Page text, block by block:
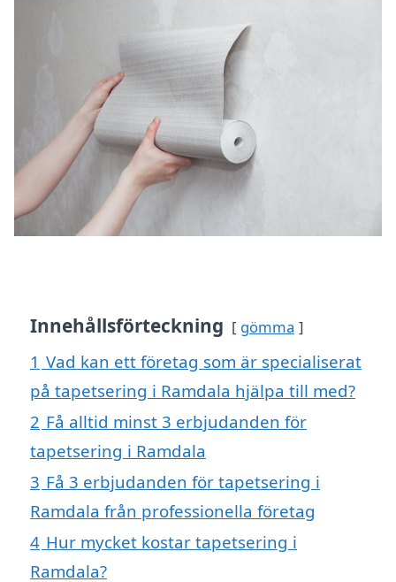
Innehållsförteckning gömma
1 Vad kan ett företag som är specialiserat
på tapetsering i Ramdala hjälpa till med?
2 Få alltid minst 3 erbjudanden för
tapetsering i Ramdala
3 Få 3 erbjudanden för tapetsering i
Ramdala från professionella företag
4 Hur mycket kostar tapetsering i
Ramdala?